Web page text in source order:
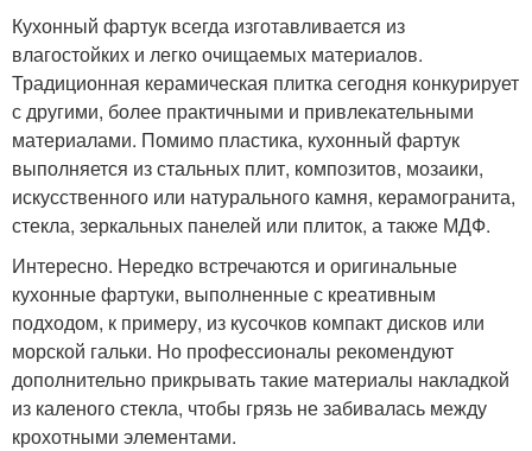
Кухонный фартук всегда изготавливается из
влагостойких и легко очищаемых материалов.
Традиционная керамическая плитка сегодня конкурирует
с другими, более практичными и привлекательными
материалами. Помимо пластика, кухонный фартук
выполняется из стальных плит, композитов, мозаики,
искусственного или натурального камня, керамогранита,
стекла, зеркальных панелей или плиток, а также МДФ.
Интересно. Нередко встречаются и оригинальные
кухонные фартуки, выполненные с креативным
подходом, к примеру, из кусочков компакт дисков или
морской гальки. Но профессионалы рекомендуют
дополнительно прикрывать такие материалы накладкой
из каленого стекла, чтобы грязь не забивалась между
крохотными элементами.